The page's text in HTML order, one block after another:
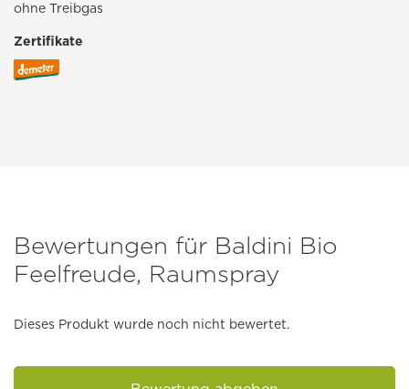
ohne Treibgas
Zertifikate
Bewertungen für Baldini Bio
Feelfreude, Raumspray
Dieses Produkt wurde noch nicht bewertet.